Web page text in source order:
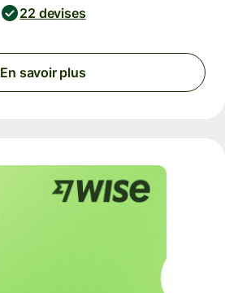
22 devises
En savoir plus